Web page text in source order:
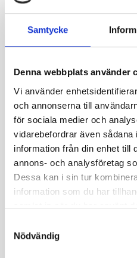
Samtycke
Denna webbplats använder
Vi använder
och annonserna till
för sociala medier och
vidarebefordrar även sådana
information från din enhet till
annons- och analysföretag
Dessa kan i sin tur
information som du har
samlat in när du har använt
Nödvändig
Kungsleden mellan
STF har 5 fjällstugor mellan
Sträckan är 75 km.
I stugorna får du hugga ved
hämta vatten, diska och
lakan eller sovsäck i
våningssängar, madrass,
att boka plats i
sängar och alla får en